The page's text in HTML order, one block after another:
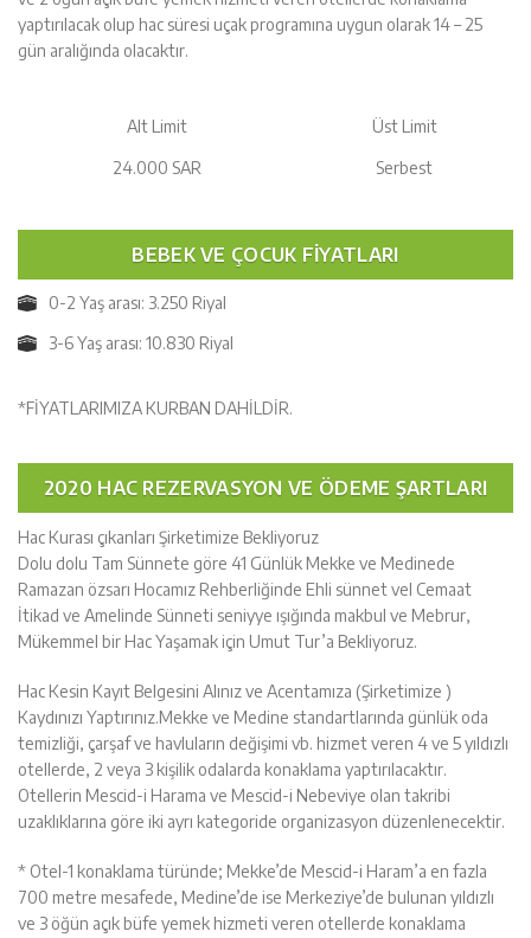
yaptırılacak olup hac süresi uçak programına uygun olarak 14 – 25
gün aralığında olacaktır.
Alt Limit Üst Limit
24.000 SAR Serbest
BEBEK VE ÇOCUK FİYATLARI
0-2 Yaş arası: 3.250 Riyal
3-6 Yaş arası: 10.830 Riyal
*FİYATLARIMIZA KURBAN DAHİLDİR.
2020 HAC REZERVASYON VE ÖDEME ŞARTLARI
Hac Kurası çıkanları Şirketimize Bekliyoruz
Dolu dolu Tam Sünnete göre 41 Günlük Mekke ve Medinede
Ramazan özsarı Hocamız Rehberliğinde Ehli sünnet vel Cemaat
İtikad ve Amelinde Sünneti seniyye ışığında makbul ve Mebrur,
Mükemmel bir Hac Yaşamak için Umut Tur’a Bekliyoruz.
Hac Kesin Kayıt Belgesini Alınız ve Acentamıza (Şirketimize )
Kaydınızı Yaptırınız.Mekke ve Medine standartlarında günlük oda
temizliği, çarşaf ve havluların değişimi vb. hizmet veren 4 ve 5 yıldızlı
otellerde, 2 veya 3 kişilik odalarda konaklama yaptırılacaktır.
Otellerin Mescid-i Harama ve Mescid-i Nebeviye olan takribi
uzaklıklarına göre iki ayrı kategoride organizasyon düzenlenecektir.
* Otel-1 konaklama türünde; Mekke’de Mescid-i Haram’a en fazla
700 metre mesafede, Medine’de ise Merkeziye’de bulunan yıldızlı
ve 3 öğün açık büfe yemek hizmeti veren otellerde konaklama